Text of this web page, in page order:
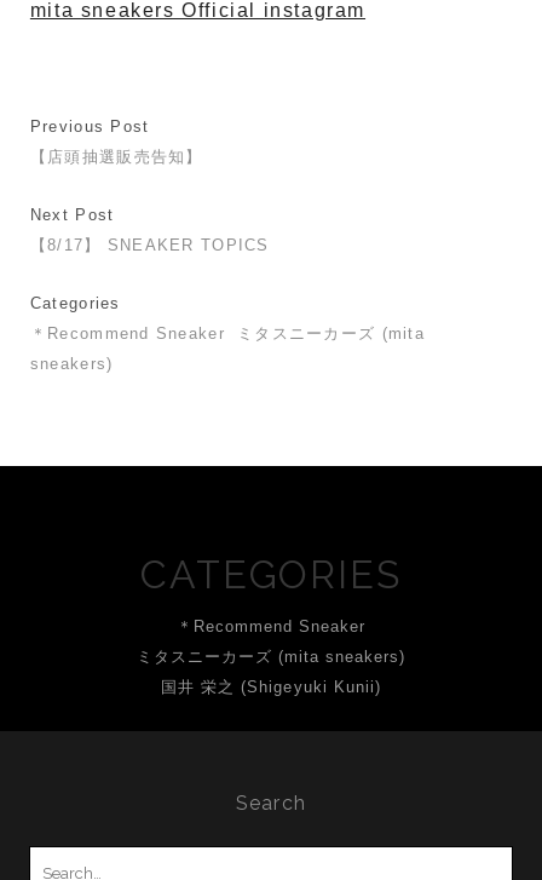
mita sneakers Official instagram
Previous Post
【店頭抽選販売告知】
Next Post
【8/17】 SNEAKER TOPICS
Categories
＊Recommend Sneaker
ミタスニーカーズ (mita
sneakers)
CATEGORIES
＊Recommend Sneaker
ミタスニーカーズ (mita sneakers)
国井 栄之 (Shigeyuki Kunii)
Search